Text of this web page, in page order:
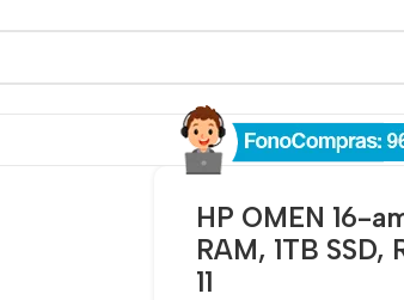
HP OMEN 16-
RAM, 1TB
11